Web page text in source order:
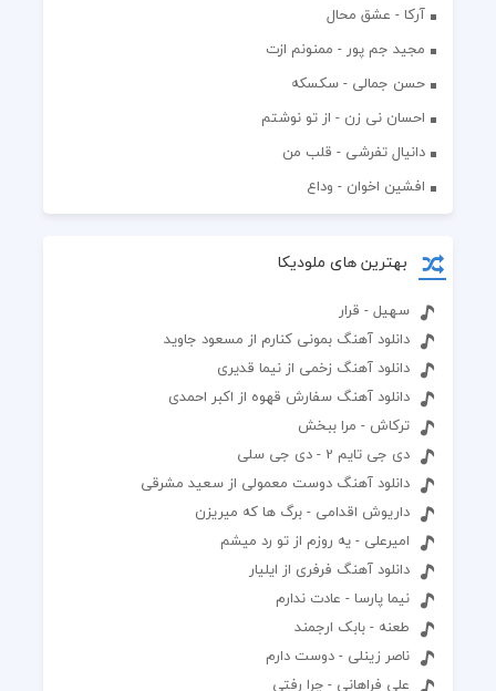
آرکا - عشق محال
مجید جم پور - ممنونم ازت
حسن جمالی - سکسکه
احسان نی زن - از تو نوشتم
دانیال تفرشی - قلب من
افشين اخوان - وداع
بهترین های ملودیکا
سهیل - قرار
دانلود آهنگ بمونی کنارم از مسعود جاوید
دانلود آهنگ زخمی از نیما قدیری
دانلود آهنگ سفارش قهوه از اکبر احمدی
ترکاش - مرا ببخش
دی جی تایم 2 - دی جی سلی
دانلود آهنگ دوست معمولی از سعید مشرقی
داریوش اقدامی - برگ ها که میریزن
امیرعلی - یه روزم از تو رد میشم
دانلود آهنگ فرفری از ایلیار
نیما پارسا - عادت ندارم
طعنه - بابک ارجمند
ناصر زینلی - دوست دارم
علی فراهانی - چرا رفتی